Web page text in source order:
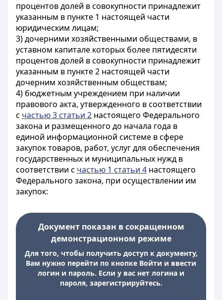
процентов долей в совокупности принадлежит
указанным в пункте 1 настоящей части
юридическим лицам;
3) дочерними хозяйственными обществами, в
уставном капитале которых более пятидесяти
процентов долей в совокупности принадлежит
указанным в пункте 2 настоящей части
дочерним хозяйственным обществам;
4) бюджетным учреждением при наличии
правового акта, утвержденного в соответствии
с частью 3 статьи 2 настоящего Федерального
закона и размещенного до начала года в
единой информационной системе в сфере
закупок товаров, работ, услуг для обеспечения
государственных и муниципальных нужд в
соответствии с частью 1 статьи 4 настоящего
Федерального закона, при осуществлении им
закупок:
Документ показан в сокращенном
демонстрационном режиме
Для того, чтобы получить доступ к документу,
Вам нужно перейти по кнопке Войти и ввести
логин и пароль. Если у вас нет логина и
пароля, зарегистрируйтесь.